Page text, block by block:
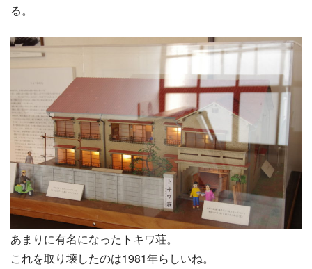
る。
あまりに有名になったトキワ荘。
これを取り壊したのは1981年らしいね。